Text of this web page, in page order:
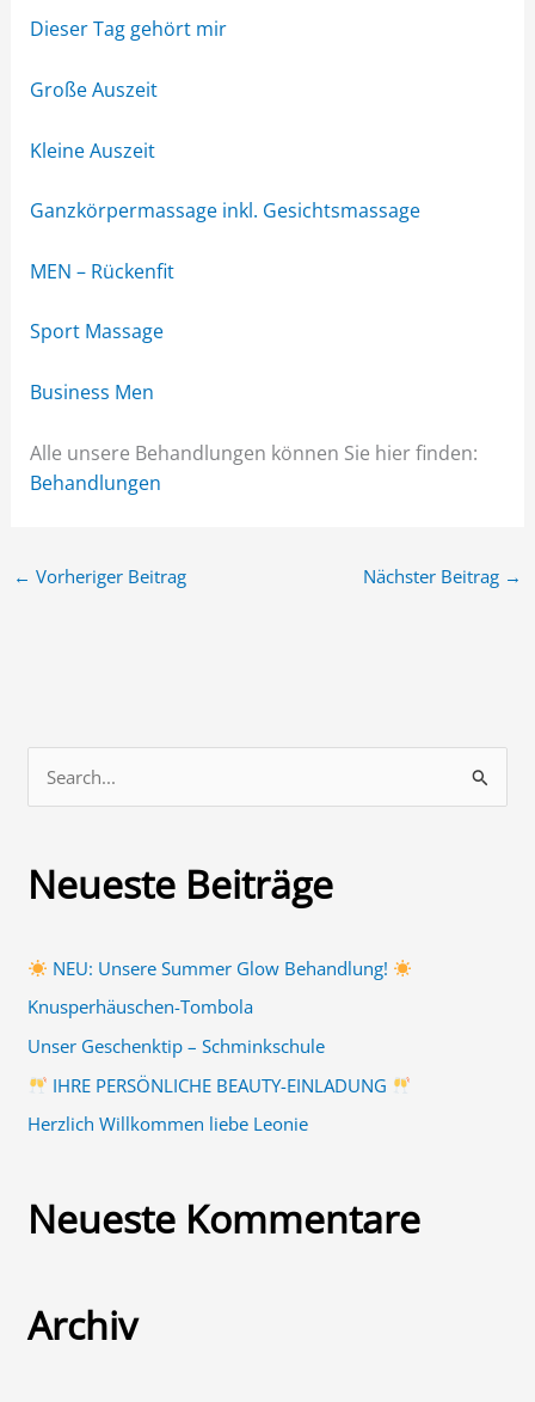
Dieser Tag gehört mir
Große Auszeit
Kleine Auszeit
Ganzkörpermassage inkl. Gesichtsmassage
MEN – Rückenfit
Sport Massage
Business Men
Alle unsere Behandlungen können Sie hier finden:
Behandlungen
← Vorheriger Beitrag Nächster Beitrag →
h
n
c
h
:
Neueste Beiträge
NEU: Unsere Summer Glow Behandlung!
Knusperhäuschen-Tombola
Unser Geschenktip – Schminkschule
IHRE PERSÖNLICHE BEAUTY-EINLADUNG
Herzlich Willkommen liebe Leonie
Neueste Kommentare
Archiv